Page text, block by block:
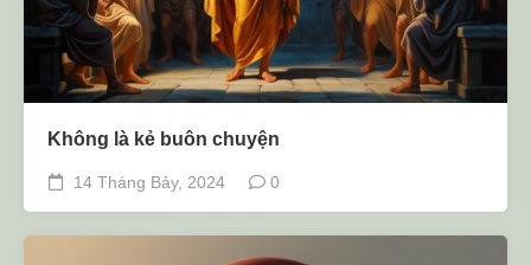
Không là kẻ buôn chuyện
14 Tháng Bảy, 2024 0